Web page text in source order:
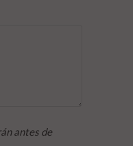
antes de